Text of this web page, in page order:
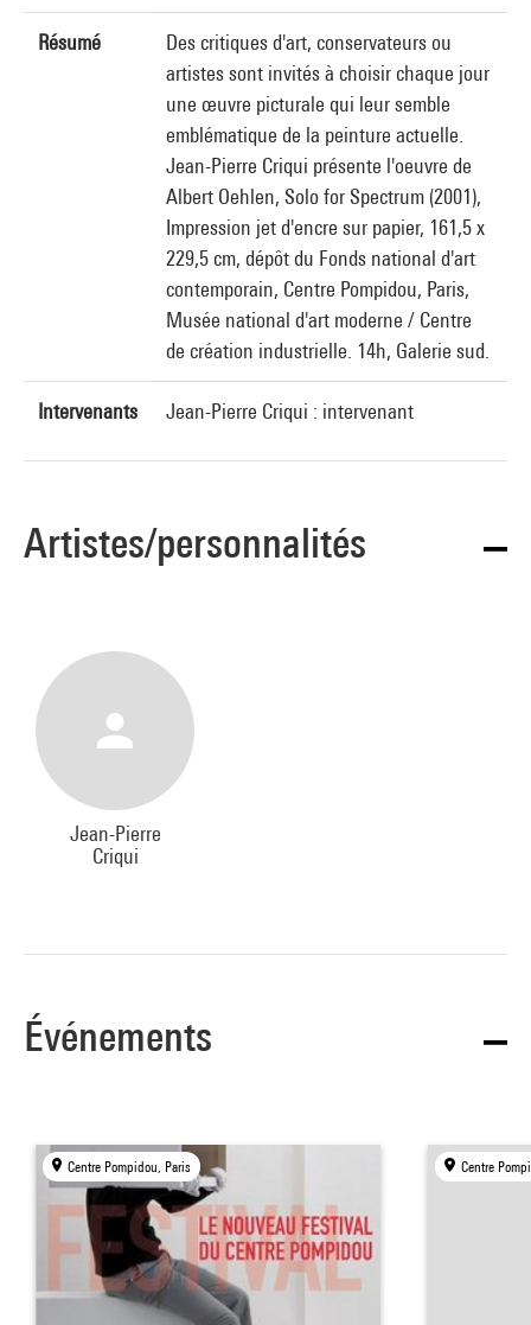
Résumé
Des critiques d'art, conservateurs ou
artistes sont invités à choisir chaque jour
une œuvre picturale qui leur semble
emblématique de la peinture actuelle.
Jean-Pierre Criqui présente l'oeuvre de
Albert Oehlen, Solo for Spectrum (2001),
Impression jet d'encre sur papier, 161,5 x
229,5 cm, dépôt du Fonds national d'art
contemporain, Centre Pompidou, Paris,
Musée national d'art moderne / Centre
de création industrielle. 14h, Galerie sud.
Intervenants Jean-Pierre Criqui : intervenant
Artistes/personnalités
Jean-Pierre
Criqui
Événements
Centre Pompidou, Paris Centre